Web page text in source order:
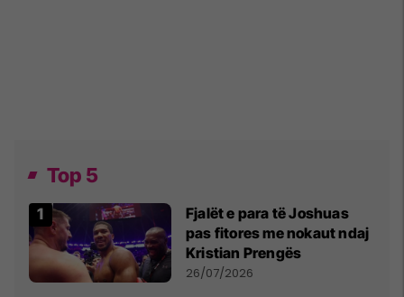
Top 5
Fjalët e para të Joshuas
pas fitores me nokaut ndaj
Kristian Prengës
26/07/2026